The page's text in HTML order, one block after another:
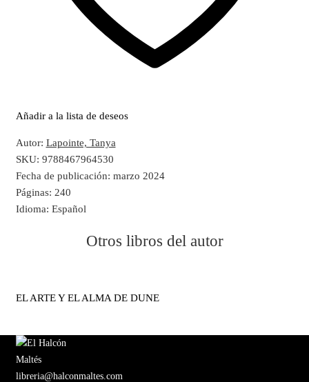
Añadir a la lista de deseos
Autor: Lapointe, Tanya
SKU: 9788467964530
Fecha de publicación: marzo 2024
Páginas: 240
Idioma: Español
Otros libros del autor
EL ARTE Y EL ALMA DE DUNE
libreria@halconmaltes.com